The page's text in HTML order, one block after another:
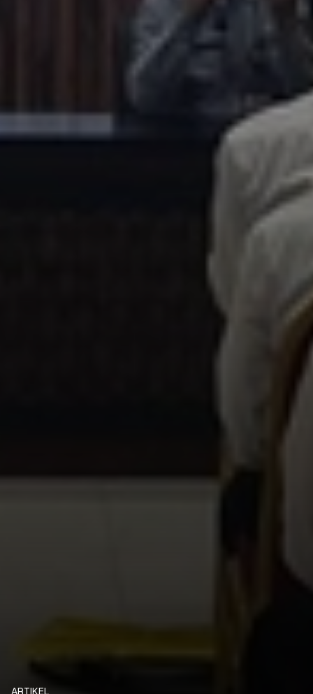
ARTIKEL